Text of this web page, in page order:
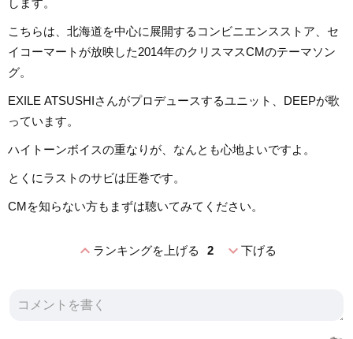
します。
こちらは、北海道を中心に展開するコンビニエンスストア、セ
イコーマートが放映した2014年のクリスマスCMのテーマソン
グ。
EXILE ATSUSHIさんがプロデュースするユニット、DEEPが歌
っています。
ハイトーンボイスの重なりが、なんとも心地よいですよ。
とくにラストのサビは圧巻です。
CMを知らない方もまずは聴いてみてください。
expand_lessランキングを上げる 2 expand_more下げる